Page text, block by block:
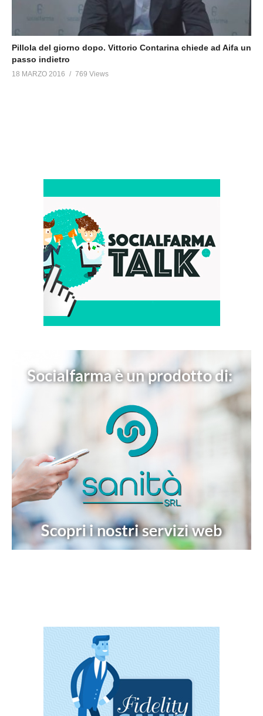
Pillola del giorno dopo. Vittorio Contarina chiede ad Aifa un
passo indietro
18 MARZO 2016 769 Views